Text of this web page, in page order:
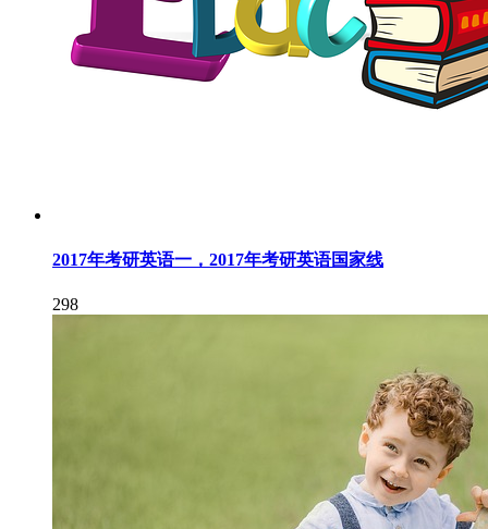
2017年考研英语一，2017年考研英语国家线
298